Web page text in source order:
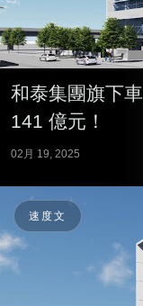
和泰集團旗下
141 億元！
02月 19, 2025
速度文